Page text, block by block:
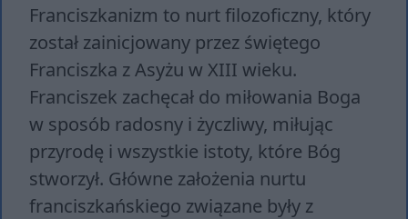
Franciszkanizm to nurt filozoficzny, który
został zainicjowany przez świętego
Franciszka z Asyżu w XIII wieku.
Franciszek zachęcał do miłowania Boga
w sposób radosny i życzliwy, miłując
przyrodę i wszystkie istoty, które Bóg
stworzył. Główne założenia nurtu
franciszkańskiego związane były z